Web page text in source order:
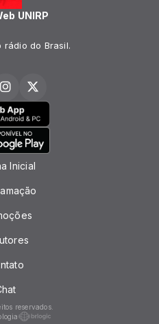
UNIRP
rádio do Brasil.
Inicial
reservados.